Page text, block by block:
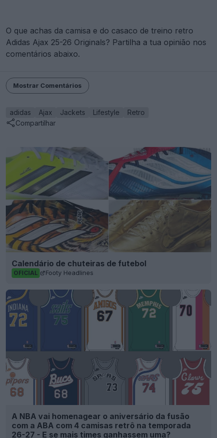
O que achas da camisa e do casaco de treino retro
Adidas Ajax 25-26 Originals? Partilha a tua opinião nos
comentários abaixo.
Mostrar Comentários
adidas Ajax Jackets Lifestyle
Retro
Compartilhar
Calendário de chuteiras de futebol
OFICIAL Footy Headlines
A NBA vai homenagear o aniversário da fusão
com a ABA com 4 camisas retrô na temporada
26-27 - E se mais times ganhassem uma?